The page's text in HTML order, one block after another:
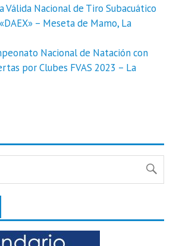
Válida Nacional de Tiro Subacuático
– Meseta de Mamo, La
Nacional de Natación con
por Clubes FVAS 2023 – La